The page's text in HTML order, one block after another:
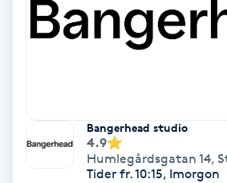
Sjukgymnastik
Skinbooster
Sklerosering
Bangerhead studio
4.9
Humlegårdsgatan 14,
Tider fr. 10:15, Imorgon